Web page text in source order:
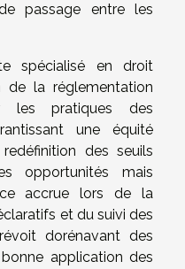
passage entre les
spécialisé en droit
de la réglementation
les pratiques des
une équité
des seuils
opportunités mais
accrue lors de la
et du suivi des
dorénavant des
application des